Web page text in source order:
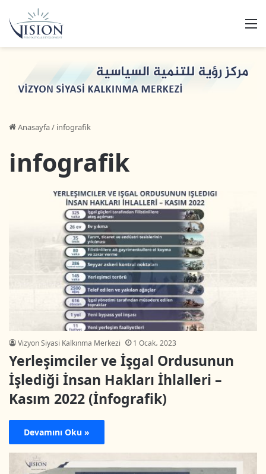
Anasayfa/ infografik
infografik
Vizyon Siyasi Kalkınma Merkezi 1 Ocak، 2023
Yerleşimciler ve İşgal Ordusunun
İşlediği İnsan Hakları İhlalleri –
Kasım 2022 (İnfografik)
Devamını Oku »